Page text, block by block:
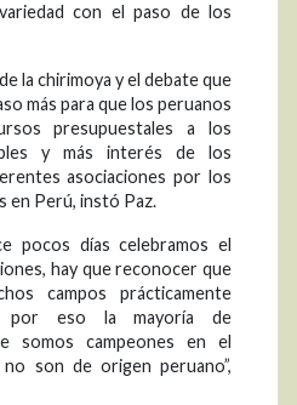
con el paso de los
la chirimoya y el debate que
más para que los peruanos
presupuestales a los
y más interés de los
asociaciones por los
en Perú, instó Paz.
pocos días celebramos el
hay que reconocer que
campos prácticamente
por eso la mayoría de
somos campeones en el
son de origen peruano”,